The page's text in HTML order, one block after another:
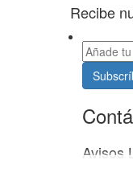
Recibe
Avisos